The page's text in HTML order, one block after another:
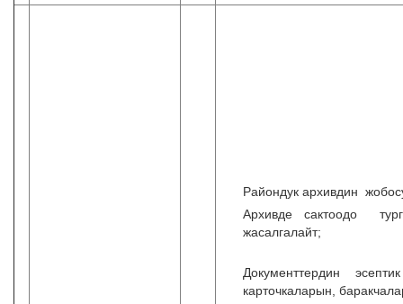
Райондук архивдин
Архивде сактоодо
Документтердин
карточкаларын,